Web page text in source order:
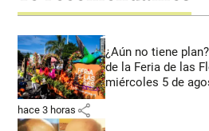
¿Aún no tiene
de la Feria de las
miércoles 5 de
hace 3 horas share